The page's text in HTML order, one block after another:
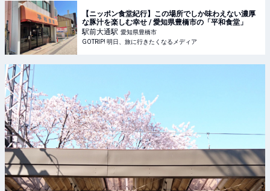
【ニッポン食堂紀行】この場所でしか味わえない濃厚
な豚汁を楽しむ幸せ / 愛知県豊橋市の「平和食堂」
駅前大通駅 愛知県豊橋市
GOTRIP! 明日、旅に行きたくなるメディア